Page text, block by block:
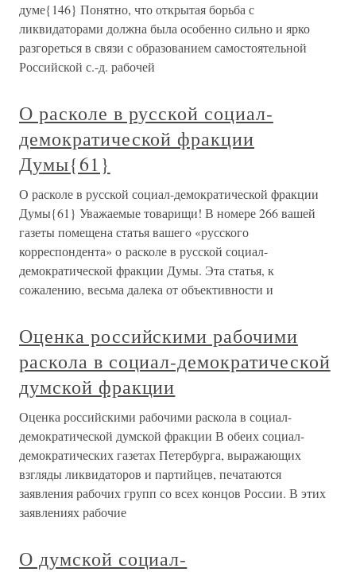
думе{146} Понятно, что открытая борьба с
ликвидаторами должна была особенно сильно и ярко
разгореться в связи с образованием самостоятельной
Российской с.-д. рабочей
О расколе в русской социал-
демократической фракции
Думы{61}
О расколе в русской социал-демократической фракции
Думы{61} Уважаемые товарищи! В номере 266 вашей
газеты помещена статья вашего «русского
корреспондента» о расколе в русской социал-
демократической фракции Думы. Эта статья, к
сожалению, весьма далека от объективности и
Оценка российскими рабочими
раскола в социал-демократической
думской фракции
Оценка российскими рабочими раскола в социал-
демократической думской фракции В обеих социал-
демократических газетах Петербурга, выражающих
взгляды ликвидаторов и партийцев, печатаются
заявления рабочих групп со всех концов России. В этих
заявлениях рабочие
О думской социал-